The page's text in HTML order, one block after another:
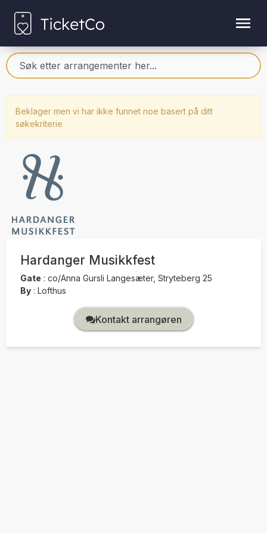
Beklager men vi har ikke funnet noe basert på ditt
søkekriterie
Hardanger Musikkfest
Gate : co/Anna Gursli Langesæter, Stryteberg 25
By : Lofthus
Kontakt arrangøren